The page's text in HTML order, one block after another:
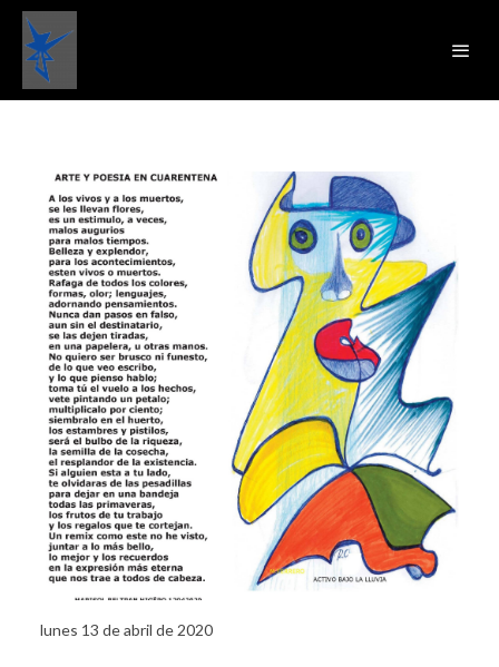
lunes 13 de abril de 2020